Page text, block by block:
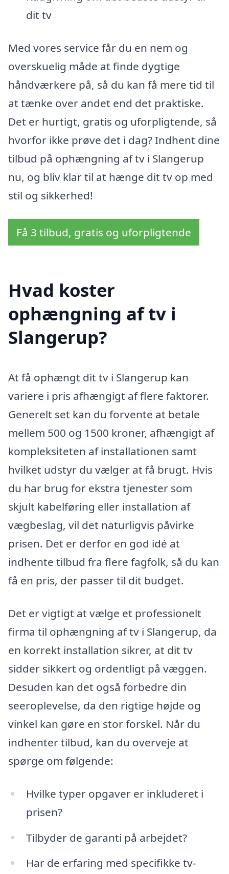
dit tv
Med vores service får du en nem og
overskuelig måde at finde dygtige
håndværkere på, så du kan få mere tid til
at tænke over andet end det praktiske.
Det er hurtigt, gratis og uforpligtende, så
hvorfor ikke prøve det i dag? Indhent dine
tilbud på ophængning af tv i Slangerup
nu, og bliv klar til at hænge dit tv op med
stil og sikkerhed!
Få 3 tilbud, gratis og uforpligtende
Hvad koster
ophængning af tv i
Slangerup?
At få ophængt dit tv i Slangerup kan
variere i pris afhængigt af flere faktorer.
Generelt set kan du forvente at betale
mellem 500 og 1500 kroner, afhængigt af
kompleksiteten af installationen samt
hvilket udstyr du vælger at få brugt. Hvis
du har brug for ekstra tjenester som
skjult kabelføring eller installation af
vægbeslag, vil det naturligvis påvirke
prisen. Det er derfor en god idé at
indhente tilbud fra flere fagfolk, så du kan
få en pris, der passer til dit budget.
Det er vigtigt at vælge et professionelt
firma til ophængning af tv i Slangerup, da
en korrekt installation sikrer, at dit tv
sidder sikkert og ordentligt på væggen.
Desuden kan det også forbedre din
seeroplevelse, da den rigtige højde og
vinkel kan gøre en stor forskel. Når du
indhenter tilbud, kan du overveje at
spørge om følgende:
Hvilke typer opgaver er inkluderet i
prisen?
Tilbyder de garanti på arbejdet?
Har de erfaring med specifikke tv-